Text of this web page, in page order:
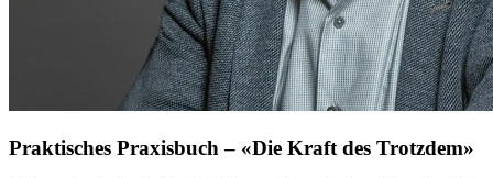
Praktisches Praxisbuch – «Die Kraft des Trotzdem»